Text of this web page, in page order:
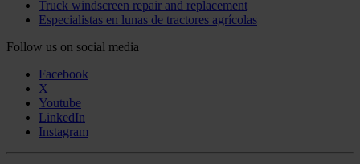
Truck windscreen repair and replacement
Especialistas en lunas de tractores agrícolas
Follow us on social media
Facebook
X
Youtube
LinkedIn
Instagram